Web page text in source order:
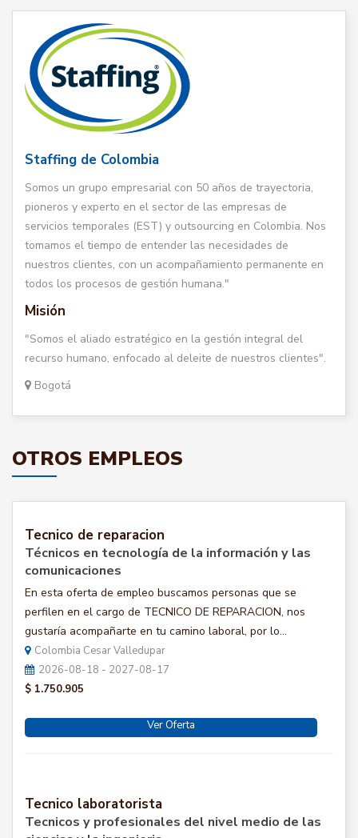
Staffing de Colombia
Somos un grupo empresarial con 50 años de trayectoria,
pioneros y experto en el sector de las empresas de
servicios temporales (EST) y outsourcing en Colombia. Nos
tomamos el tiempo de entender las necesidades de
nuestros clientes, con un acompañamiento permanente en
todos los procesos de gestión humana."
Misión
"Somos el aliado estratégico en la gestión integral del
recurso humano, enfocado al deleite de nuestros clientes".
Bogotá
OTROS EMPLEOS
Tecnico de reparacion
Técnicos en tecnología de la información y las
comunicaciones
En esta oferta de empleo buscamos personas que se
perfilen en el cargo de TECNICO DE REPARACION, nos
gustaría acompañarte en tu camino laboral, por lo...
Colombia Cesar Valledupar
2026-08-18 - 2027-08-17
$ 1.750.905
Ver Oferta
Tecnico laboratorista
Tecnicos y profesionales del nivel medio de las